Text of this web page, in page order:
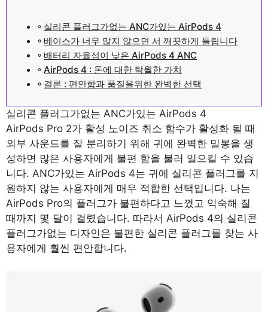
실리콘 플러그가없는 ANC가있는 AirPods 4
베이스가 너무 많지 않으면 서 깨끗하게 들립니다
배터리 자율성이 낮은 AirPods 4 ANC
AirPods 4 : 돈에 대한 탁월한 가치
결론 : 편안함과 품질을위한 완벽한 선택
실리콘 플러그가없는 ANC가있는 AirPods 4
AirPods Pro 2가 활성 노이즈 취소 함수가 활성화 될 때
외부 사운드를 잘 분리하기 위해 귀에 완벽한 밀봉을 생
성하면 많은 사용자에게 불편 함을 불러 일으킬 수 있습
니다. ANC가있는 AirPods 4는 귀에 실리콘 플러그를 지
원하지 않는 사용자에게 매우 적합한 선택입니다. 나는
AirPods Pro의 플러그가 불편하다고 느꼈고 익숙해 질
때까지 몇 달이 걸렸습니다. 따라서 AirPods 4의 실리콘
플러그가없는 디자인은 불편한 실리콘 플러그를 찾는 사
용자에게 훨씬 편안합니다.